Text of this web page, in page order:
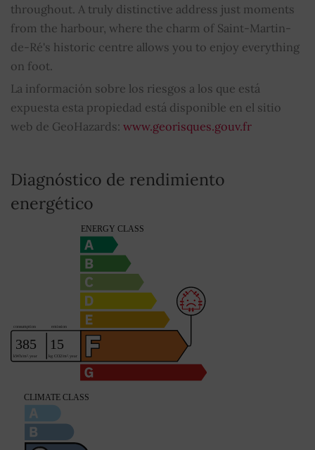
throughout. A truly distinctive address just moments
from the harbour, where the charm of Saint-Martin-
de-Ré's historic centre allows you to enjoy everything
on foot.
La información sobre los riesgos a los que está
expuesta esta propiedad está disponible en el sitio
web de GeoHazards: www.georisques.gouv.fr
Diagnóstico de rendimiento
energético